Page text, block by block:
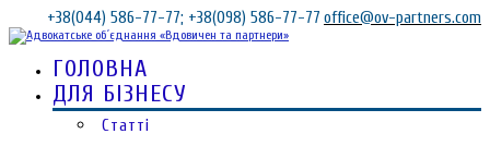
+38(044) 586-77-77; +38(098) 586-77-77 office@ov-partners.com
ГОЛОВНА
ДЛЯ БІЗНЕСУ
Статті